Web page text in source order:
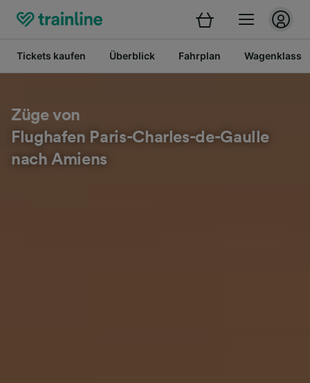
Tickets kaufen Überblick Fahrplan
Züge von
Flughafen Paris-Charles-de-Gaulle
nach Amiens